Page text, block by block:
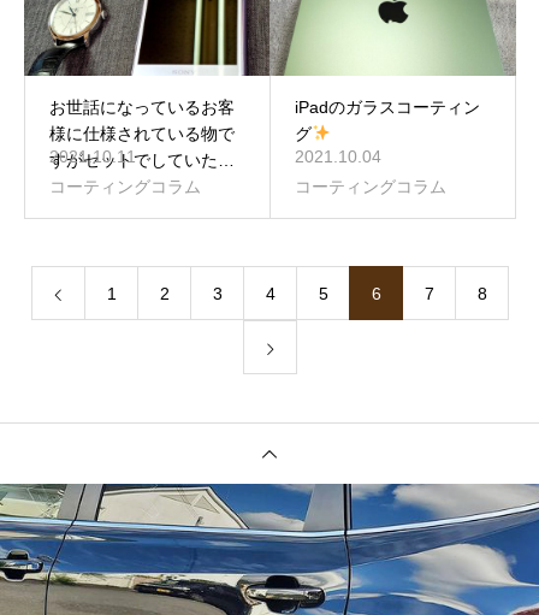
お世話になっているお客
様に仕様されている物で
すがセットでしていただ
きました(^^)
2021.10.11
コーティングコラム
iPadのガラスコーティン
グ
2021.10.04
コーティングコラム
1 2 3 4 5 6 7 8